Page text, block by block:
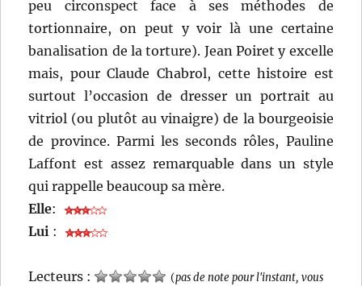
peu circonspect face à ses méthodes de
tortionnaire, on peut y voir là une certaine
banalisation de la torture). Jean Poiret y excelle
mais, pour Claude Chabrol, cette histoire est
surtout l’occasion de dresser un portrait au
vitriol (ou plutôt au vinaigre) de la bourgeoisie
de province. Parmi les seconds rôles, Pauline
Laffont est assez remarquable dans un style
qui rappelle beaucoup sa mère.
Elle:
Lui :
Lecteurs : (pas de note pour l'instant, vous